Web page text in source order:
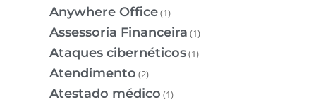
Anywhere Office(1)
Assessoria Financeira (1)
Ataques cibernéticos(1)
Atendimento (2)
Atestado médico (1)